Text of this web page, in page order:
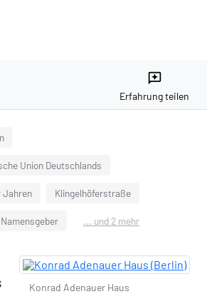
reviews
Erfahrung teilen
Union Deutschlands
Jahren Klingelhöferstraße
... und 2 mehr
Konrad Adenauer Haus